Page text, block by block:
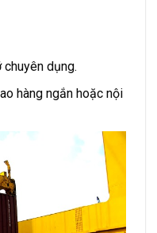
dụng.
hàng ngắn hoặc nội